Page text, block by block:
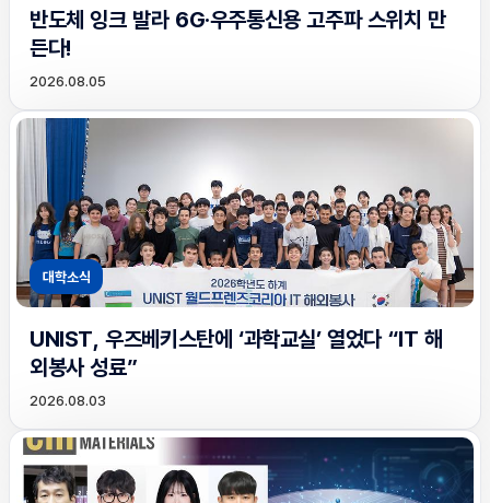
반도체 잉크 발라 6G·우주통신용 고주파 스위치 만
든다!
2026.08.05
대학소식
UNIST, 우즈베키스탄에 ‘과학교실’ 열었다 “IT 해
외봉사 성료”
2026.08.03